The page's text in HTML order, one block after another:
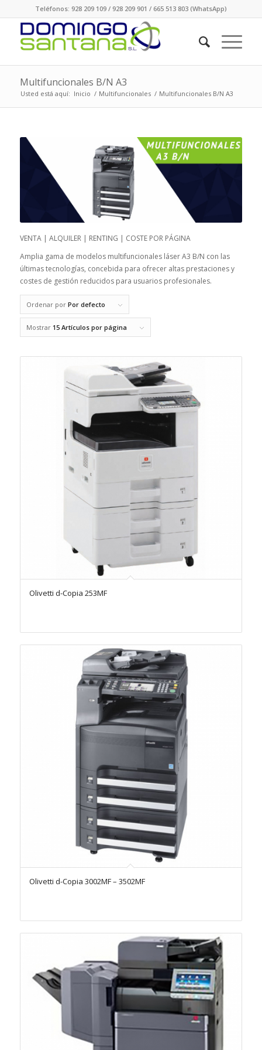
Teléfonos: 928 209 109 / 928 209 901 / 665 513 803 (WhatsApp)
Multifuncionales B/N A3
Usted está aquí: Inicio / Multifuncionales / Multifuncionales B/N A3
VENTA | ALQUILER | RENTING | COSTE POR PÁGINA
Amplia gama de modelos multifuncionales láser A3 B/N con las
últimas tecnologías, concebida para ofrecer altas prestaciones y
costes de gestión reducidos para usuarios profesionales.
Ordenar por Por defecto
Mostrar 15 Artículos por página
Olivetti d-Copia 253MF
Olivetti d-Copia 3002MF – 3502MF